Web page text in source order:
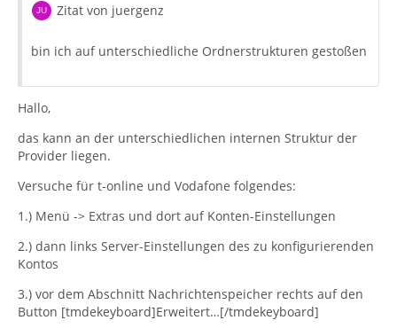
Zitat von juergenz
bin ich auf unterschiedliche Ordnerstrukturen gestoßen
Hallo,
das kann an der unterschiedlichen internen Struktur der
Provider liegen.
Versuche für t-online und Vodafone folgendes:
1.) Menü -> Extras und dort auf Konten-Einstellungen
2.) dann links Server-Einstellungen des zu konfigurierenden
Kontos
3.) vor dem Abschnitt Nachrichtenspeicher rechts auf den
Button [tmdekeyboard]Erweitert…[/tmdekeyboard]